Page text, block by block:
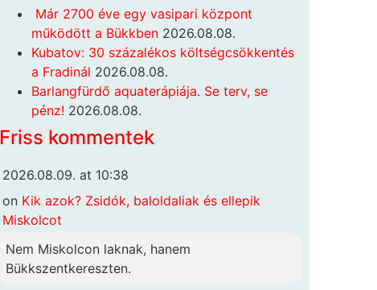
Már 2700 éve egy vasipari központ
működött a Bükkben 2026.08.08.
Kubatov: 30 százalékos költségcsökkentés
a Fradinál 2026.08.08.
Barlangfürdő aquaterápiája. Se terv, se
pénz! 2026.08.08.
Friss kommentek
2026.08.09. at 10:38
on Kik azok? Zsidók, baloldaliak és ellepik
Miskolcot
Nem Miskolcon laknak, hanem
Bükkszentkereszten.